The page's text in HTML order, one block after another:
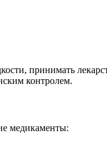
принимать
контролем.
медикаменты: